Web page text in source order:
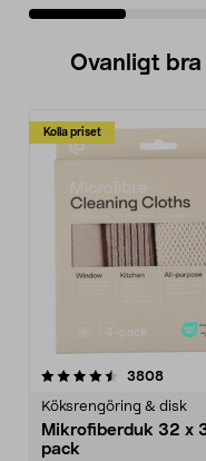
Ovanligt
Kolla priset
3808
Köksrengöring & disk
Mikrofiberduk 32 x
pack
4.0av 5 stjärnor